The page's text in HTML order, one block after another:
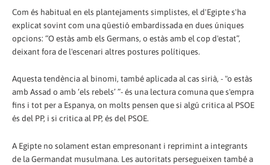
Com és habitual en els plantejaments simplistes, el d'Egipte s'ha
explicat sovint com una qüestió embardissada en dues úniques
opcions: “O estàs amb els Germans, o estàs amb el cop d'estat”,
deixant fora de l'escenari altres postures polítiques.
Aquesta tendència al binomi, també aplicada al cas sirià, - "o estàs
amb Assad o amb ‘els rebels’ ”- és una lectura comuna que s'empra
fins i tot per a Espanya, on molts pensen que si algú critica al PSOE
és del PP, i si critica al PP, és del PSOE.
A Egipte no solament estan empresonant i reprimint a integrants
de la Germandat musulmana. Les autoritats persegueixen també a